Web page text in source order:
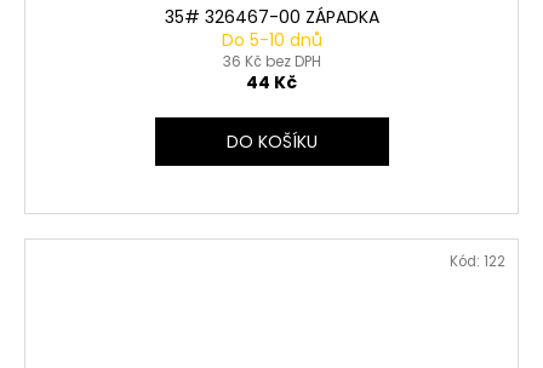
35# 326467-00 ZÁPADKA
Do 5-10 dnů
36 Kč bez DPH
44 Kč
DO KOŠÍKU
Kód: 122